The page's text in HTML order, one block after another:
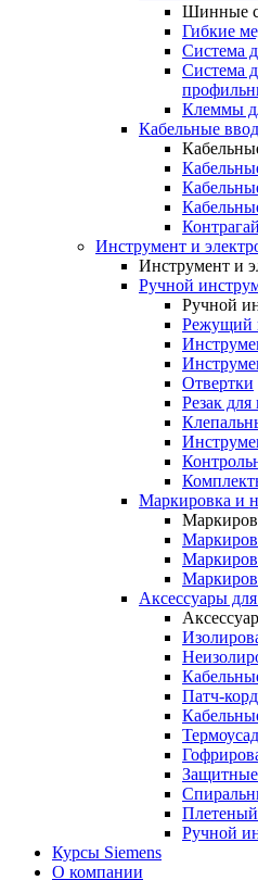
Шинные
Гибкие
Система
Система
Клеммы
Кабельные
Инструмент и
Инструмент и
Ручной
Ручной
Режущий
Отвертки
Резак
Маркировка и
Аксессуары
Патч-
Ручной
Курсы Siemens
О компании